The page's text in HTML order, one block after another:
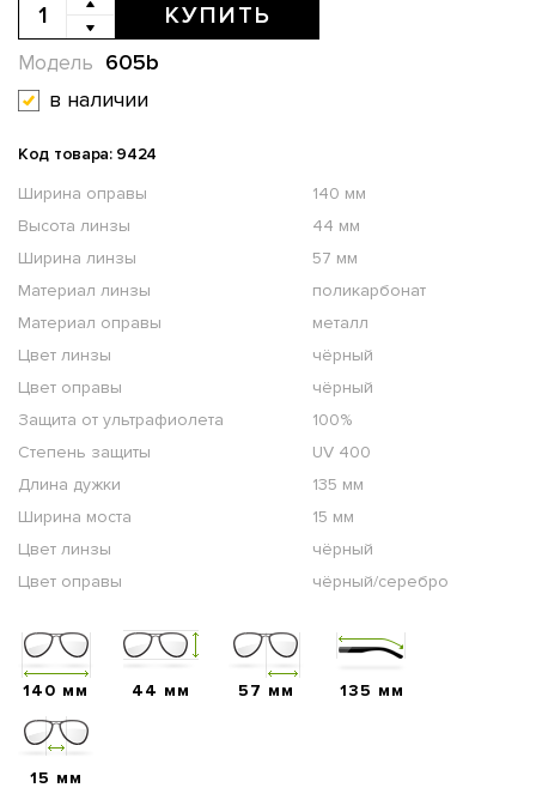
КУПИТЬ
605b
Модель
в наличии
Код товара: 9424
Ширина оправы
140 мм
Высота линзы
44 мм
Ширина линзы
57 мм
Материал линзы
поликарбонат
Материал оправы
металл
Цвет линзы
чёрный
Цвет оправы
чёрный
Защита от ультрафиолета
100%
Степень защиты
UV 400
Длина дужки
135 мм
Ширина моста
15 мм
Цвет линзы
чёрный
Цвет оправы
чёрный/серебро
140 мм 44 мм 57 мм 135 мм
15 мм